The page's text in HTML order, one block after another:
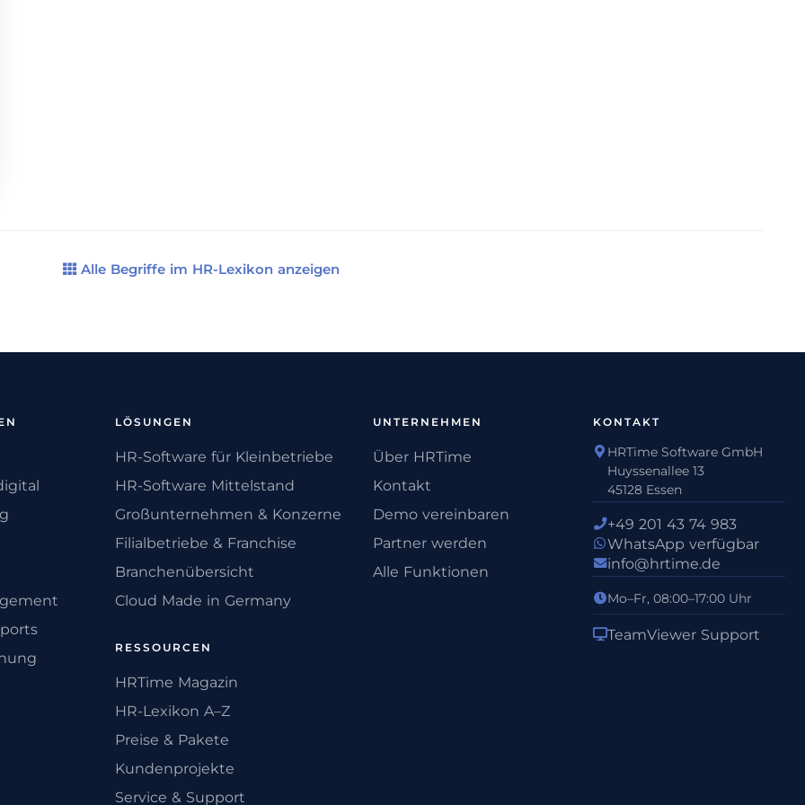
Alle Begriffe im HR-Lexikon anzeigen
LÖSUNGEN
HR-Software für Kleinbetriebe
HR-Software Mittelstand
Großunternehmen & Konzerne
Filialbetriebe & Franchise
Branchenübersicht
Cloud Made in Germany
RESSOURCEN
HRTime Magazin
HR-Lexikon A–Z
Preise & Pakete
Kundenprojekte
Service & Support
UNTERNEHMEN
Über HRTime
Kontakt
Demo vereinbaren
Partner werden
Alle Funktionen
KONTAKT
HRTime Software GmbH
Huyssenallee 13
45128 Essen
+49 201 43 74 983
WhatsApp verfügbar
info@hrtime.de
Mo–Fr, 08:00–17:00 Uhr
TeamViewer Support